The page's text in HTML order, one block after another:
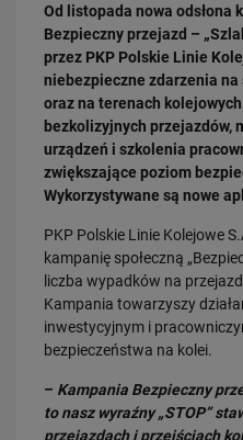
Od listopada nowa odsłona
Bezpieczny przejazd –
przez PKP Polskie Linie
niebezpieczne zdarzenia
oraz na terenach
bezkolizyjnych przejazdów,
urządzeń i szkolenia
zwiększające poziom
Wykorzystywane są nowe
PKP Polskie Linie Kolejowe
kampanię społeczną
liczba wypadków na
Kampania towarzyszy
inwestycyjnym i
bezpieczeństwa na kolei.
– Kampania Bezpieczny
to nasz wyraźny „STOP”
przejazdach i przejściach
30.06.2026
Wakacje zaczynają się od
PRZECZYTAJ
25.06.2026
“Bezpieczny Piątek” wraca na
akcji w…
PRZECZYTAJ